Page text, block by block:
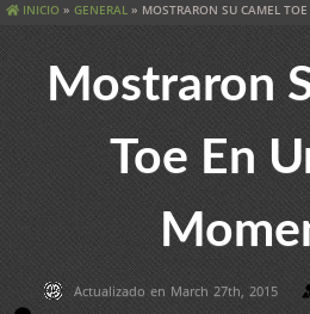
INICIO » GENERAL » MOSTRARON SU CAMEL
Mostraron
Toe En
Actualizado en March 27th, 2015